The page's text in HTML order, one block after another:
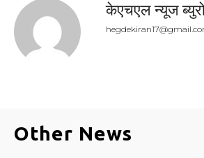
केएचएल न्यूज
Other News